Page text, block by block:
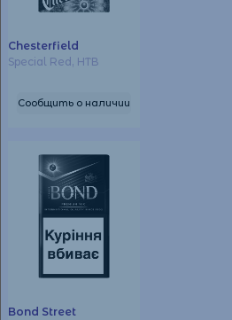
Chesterfield
Special Red, НТВ
Сообщить о наличии
Bond Street